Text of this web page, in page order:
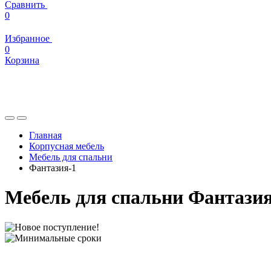
Сравнить
0
Избранное
0
Корзина
Главная
Корпусная мебель
Мебель для спальни
Фантазия-1
Мебель для спальни